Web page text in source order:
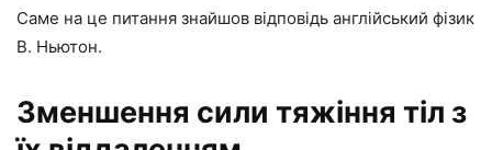
Саме на це питання знайшов відповідь англійський фізик
В. Ньютон.
Зменшення сили тяжіння тіл з